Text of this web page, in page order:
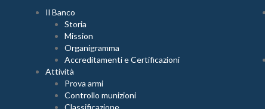
Il Banco
Storia
Mission
Organigramma
Accreditamenti e Certificazioni
Attività
Prova armi
Controllo munizioni
Classificazione